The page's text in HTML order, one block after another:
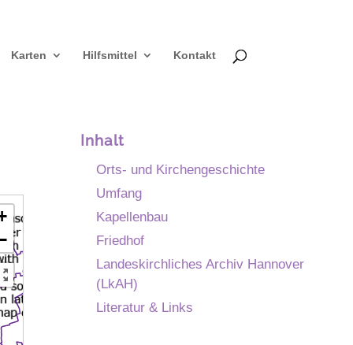
Karten Hilfsmittel Kontakt
Inhalt
Orts- und Kirchengeschichte
Umfang
Kapellenbau
Friedhof
Landeskirchliches Archiv Hannover
(LkAH)
Literatur & Links